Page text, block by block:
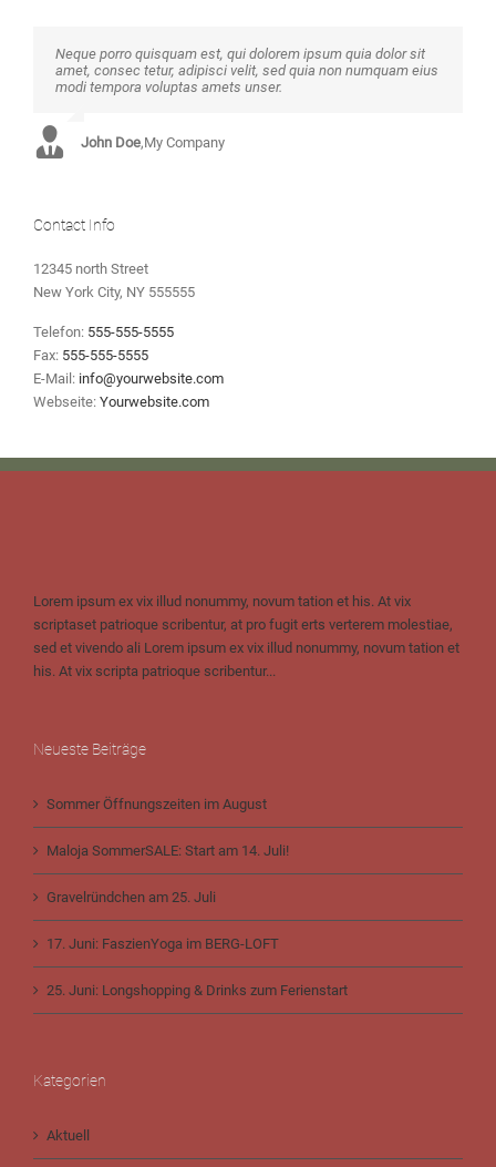
Neque porro quisquam est, qui dolorem ipsum quia dolor sit
amet, consec tetur, adipisci velit, sed quia non numquam eius
modi tempora voluptas amets unser.
John Doe,My Company
Aliquam erat volutpat. Quisque at est id ligula facilisis laoreet
eget pulvinar nibh. Suspendisse at ultrices dui. Curabitur ac
felis arcu sadips ipsums fugiats nemis.
Luke Beck,Theme Fusion
Contact Info
12345 north Street
New York City, NY 555555
Telefon: 555-555-5555
Fax: 555-555-5555
E-Mail: info@yourwebsite.com
Webseite: Yourwebsite.com
Lorem ipsum ex vix illud nonummy, novum tation et his. At vix
scriptaset patrioque scribentur, at pro fugit erts verterem molestiae,
sed et vivendo ali Lorem ipsum ex vix illud nonummy, novum tation et
his. At vix scripta patrioque scribentur...
Neueste Beiträge
Sommer Öffnungszeiten im August
Maloja SommerSALE: Start am 14. Juli!
Gravelründchen am 25. Juli
17. Juni: FaszienYoga im BERG-LOFT
25. Juni: Longshopping & Drinks zum Ferienstart
Kategorien
Aktuell